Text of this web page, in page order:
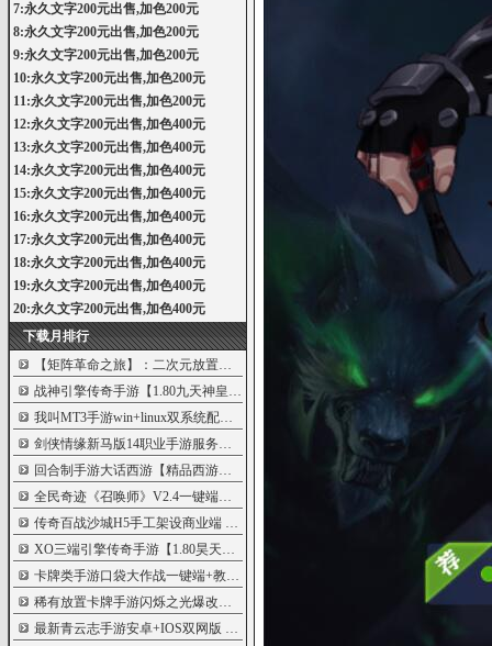
7:永久文字200元出售,加色200元
8:永久文字200元出售,加色200元
9:永久文字200元出售,加色200元
10:永久文字200元出售,加色200元
11:永久文字200元出售,加色200元
12:永久文字200元出售,加色400元
13:永久文字200元出售,加色400元
14:永久文字200元出售,加色400元
15:永久文字200元出售,加色400元
16:永久文字200元出售,加色400元
17:永久文字200元出售,加色400元
18:永久文字200元出售,加色400元
19:永久文字200元出售,加色400元
20:永久文字200元出售,加色400元
下载月排行
【矩阵革命之旅】：二次元放置卡牌游戏
战神引擎传奇手游【1.80九天神皇白猪版】
5990
我叫MT3手游win+linux双系统配合架设版架设
5848
剑侠情缘新马版14职业手游服务端
回合制手游大话西游【精品西游之月下长
全民奇迹《召唤师》V2.4一键端含IOS和安卓
传奇百战沙城H5手工架设商业端5781
XO三端引擎传奇手游【1.80昊天合击打金版
卡牌类手游口袋大作战一键端+教程
稀有放置卡牌手游闪烁之光爆改【矩阵革
最新青云志手游安卓+IOS双网版